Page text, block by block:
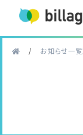
/ お知らせ一覧